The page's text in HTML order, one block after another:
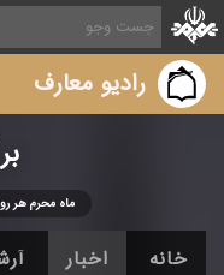
رادیو معارف
ماه محرم هر روز از ساعت
خانه اخبار